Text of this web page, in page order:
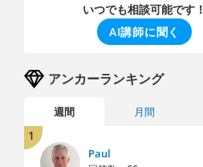
いつでも相談可能です！
AI講師に聞く
アンカーランキング
週間 月間
1
Paul